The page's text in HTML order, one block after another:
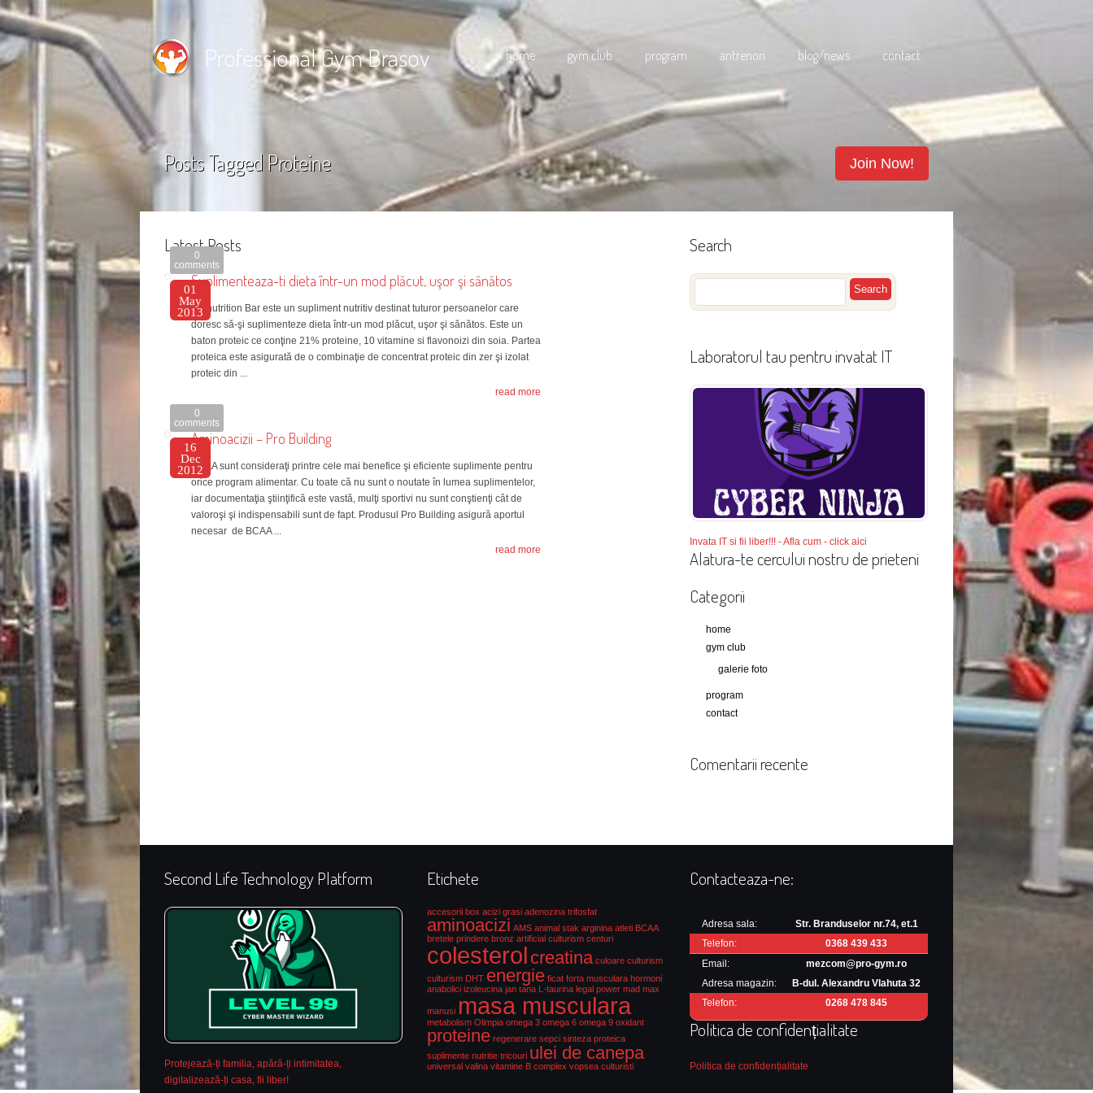
Professional Gym Brasov home gym club program antrenori blog/news contact
Posts Tagged Proteine Join Now!
Latest Posts
01
May
2013
0
comments
Suplimenteaza-ti dieta într-un mod plăcut, uşor şi sănătos
Pronutrition Bar este un supliment nutritiv destinat tuturor persoanelor care
doresc să-şi suplimenteze dieta într-un mod plăcut, uşor şi sănătos. Este un
baton proteic ce conţine 21% proteine, 10 vitamine si flavonoizi din soia. Partea
proteica este asigurată de o combinaţie de concentrat proteic din zer şi izolat
proteic din ...
read more
16
Dec
2012
0
comments
Aminoacizii – Pro Building
BCAA sunt consideraţi printre cele mai benefice şi eficiente suplimente pentru
orice program alimentar. Cu toate că nu sunt o noutate în lumea suplimentelor,
iar documentaţia ştiinţifică este vastă, mulţi sportivi nu sunt conştienţi cât de
valoroşi şi indispensabili sunt de fapt. Produsul Pro Building asigură aportul
necesar de BCAA ...
read more
Search
Laboratorul tau pentru invatat IT
Invata IT si fii liber!!! - Afla cum - click aici
Alatura-te cercului nostru de prieteni
Categorii
home
gym club
galerie foto
program
contact
Comentarii recente
Second Life Technology Platform
Protejează-ți familia, apără-ți intimitatea,
digitalizează-ți casa, fii liber!
Etichete
accesorii box acizi grasi adenozina trifosfat
aminoacizi AMS animal stak arginina atleti BCAA
bretele prindere bronz artificial culturism centuri
colesterol creatina culoare culturism
culturism DHT energie ficat forta musculara hormoni
anabolici izoleucina jan tana L-taurina legal power mad max
manusi masa musculara
metabolism Olimpia omega 3 omega 6 omega 9 oxidant
proteine regenerare sepci sinteza proteica
suplimente nutritie tricouri ulei de canepa
universal valina vitamine B complex vopsea culturisti
Contacteaza-ne:
Adresa sala:
Str. Branduselor nr.74, et.1
Telefon:
0368 439 433
Email:
mezcom@pro-gym.ro
Adresa magazin:
B-dul. Alexandru Vlahuta 32
Telefon:
0268 478 845
Politica de confidențialitate
Politica de confidențialitate